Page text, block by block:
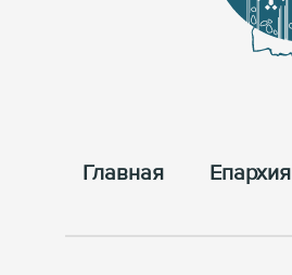
Главная Епархия